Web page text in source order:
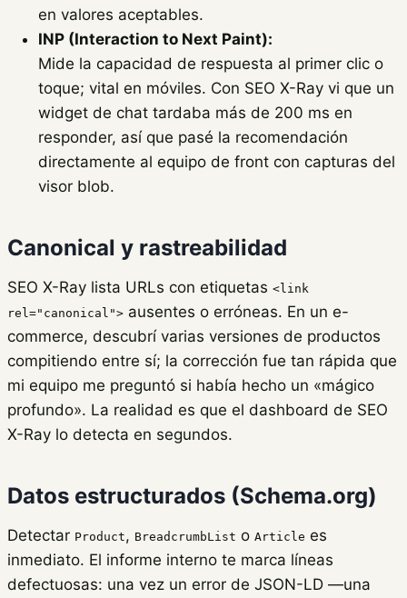
en valores aceptables.
INP (Interaction to Next Paint):
Mide la capacidad de respuesta al primer clic o
toque; vital en móviles. Con SEO X-Ray vi que un
widget de chat tardaba más de 200 ms en
responder, así que pasé la recomendación
directamente al equipo de front con capturas del
visor blob.
Canonical y rastreabilidad
SEO X-Ray lista URLs con etiquetas <link
rel="canonical"> ausentes o erróneas. En un e-
commerce, descubrí varias versiones de productos
compitiendo entre sí; la corrección fue tan rápida que
mi equipo me preguntó si había hecho un «mágico
profundo». La realidad es que el dashboard de SEO
X-Ray lo detecta en segundos.
Datos estructurados (Schema.org)
Detectar Product, BreadcrumbList o Article es
inmediato. El informe interno te marca líneas
defectuosas: una vez un error de JSON-LD —una